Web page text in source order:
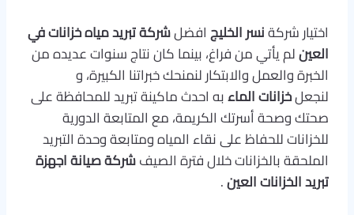
اختيار شركةنسر الخليجافضلشركة تبريد مياه خزانات في
العينلم يأتي من فراغ، بينما كان نتاج سنوات عديده من
الخبرة والعمل والابتكار لنمنحك خبراتنا الكبيرة، و
لنجعلخزانات الماءبه احدث ماكينة تبريد للمحافظة على
صحتك وصحة أسرتك الكريمة، مع المتابعة الدورية
للخزانات للحفاظ على نقاء المياه ومتابعة وحدة التبريد
الملحقة بالخزانات خلال فترة الصيفشركة صيانة اجهزة
تبريد الخزانات العين.